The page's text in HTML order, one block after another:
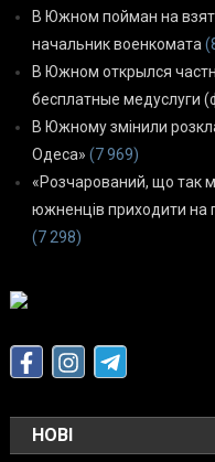
В Южном пойман на
начальник военкомата
В Южном открылся
бесплатные медуслуги
В Южному змінили
Одеса» (7 969)
«Розчарований, що так
южненців приходити на
(7 298)
НОВІ